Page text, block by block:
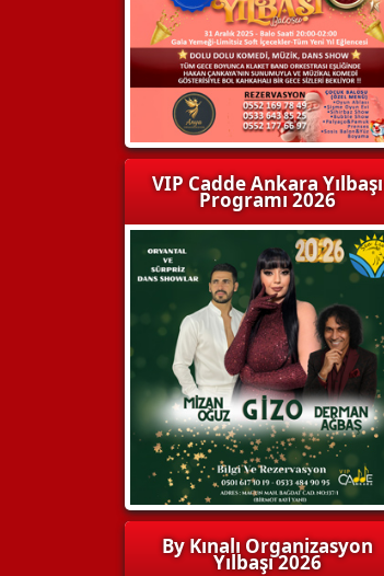
VIP Cadde Ankara Yılbaşı
Programı 2026
By Kınalı Organizasyon
Yılbaşı 2026